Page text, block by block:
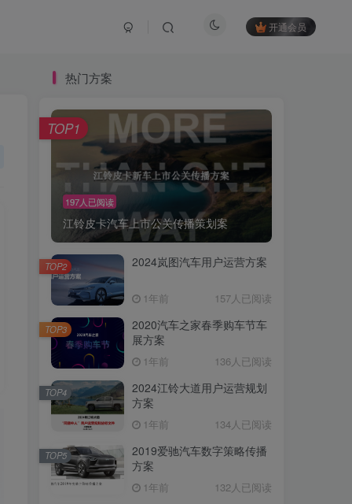
开通会员
热门方案
197人已阅读
江铃皮卡汽车上市公关传播策划案
TOP1
2024岚图汽车用户运营方案
1年前 157人已阅读
TOP2
2020汽车之家春季购车节车
展方案
1年前 136人已阅读
TOP3
2024江铃大道用户运营规划
方案
1年前 134人已阅读
TOP4
2019爱驰汽车数字策略传播
方案
1年前 132人已阅读
TOP5